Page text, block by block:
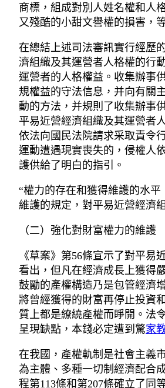
商標，組成對別人姓名權和人
又殘酷的小甜文譽權的損害，
在總結上述司法審訊實行經歷
濟組織及其運營者人格權的行
運營者的人格權益。收集辦事
規權益的守法信息，并向有關
動的方法，并規則了收集辦事
平易近營經濟組織及其運營者
依法向國民法院請求采取責令
運動遭遇現實喪失的，侵權人
護供給了明白的指引。
“權力的存在和獲得維護的水
維護的規定，對平易近營經濟
（二）強化對財富權力的維護
《草案》第56條宣示了對平易
看出，但凡在經濟成長上獲得
鼓勵的產權構造乃是包管經濟
將曾經獲得的財富再停止投資
質上都是繚繞產權而睜開。法
呈現缺點，本錢必定遭到驚家
在我國，產權軌制是社會主義
為主體、多種一切制經濟配合
程第113條和第207條確立了同